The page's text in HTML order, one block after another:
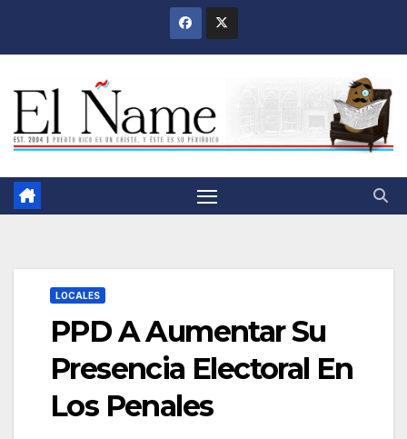
LOCALES
PPD A Aumentar Su
Presencia Electoral En
Los Penales